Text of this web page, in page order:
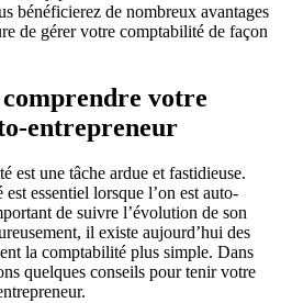
bénéficierez de nombreux avantages
de gérer votre comptabilité de façon
comprendre votre
entrepreneur
est une tâche ardue et fastidieuse.
essentiel lorsque l’on est auto-
de suivre l’évolution de son
il existe aujourd’hui des
la comptabilité plus simple. Dans
quelques conseils pour tenir votre